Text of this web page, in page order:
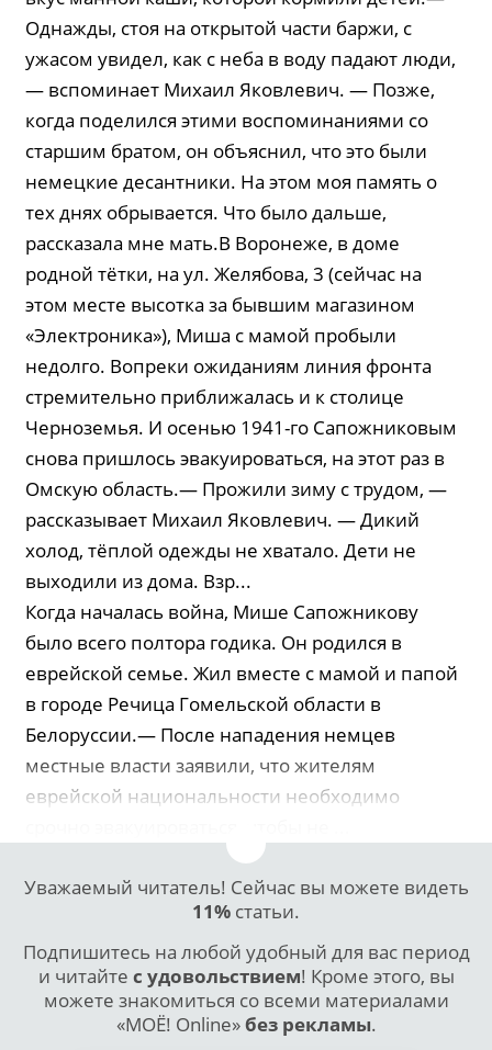
Однажды, стоя на открытой части баржи, с
ужасом увидел, как с неба в воду падают люди,
— вспоминает Михаил Яковлевич. — Позже,
когда поделился этими воспоминаниями со
старшим братом, он объяснил, что это были
немецкие десантники. На этом моя память о
тех днях обрывается. Что было дальше,
рассказала мне мать.В Воронеже, в доме
родной тётки, на ул. Желябова, 3 (сейчас на
этом месте высотка за бывшим магазином
«Электроника»), Миша с мамой пробыли
недолго. Вопреки ожиданиям линия фронта
стремительно приближалась и к столице
Черноземья. И осенью 1941-го Сапожниковым
снова пришлось эвакуироваться, на этот раз в
Омскую область.— Прожили зиму с трудом, —
рассказывает Михаил Яковлевич. — Дикий
холод, тёплой одежды не хватало. Дети не
выходили из дома. Взр...
Когда началась война, Мише Сапожникову
было всего полтора годика. Он родился в
еврейской семье. Жил вместе с мамой и папой
в городе Речица Гомельской области в
Белоруссии.— После нападения немцев
местные власти заявили, что жителям
еврейской национальности необходимо
Уважаемый читатель! Сейчас вы можете видеть
11% статьи.
Подпишитесь на любой удобный для вас период
и читайте с удовольствием! Кроме этого, вы
можете знакомиться со всеми материалами
«МОЁ! Online»без рекламы.